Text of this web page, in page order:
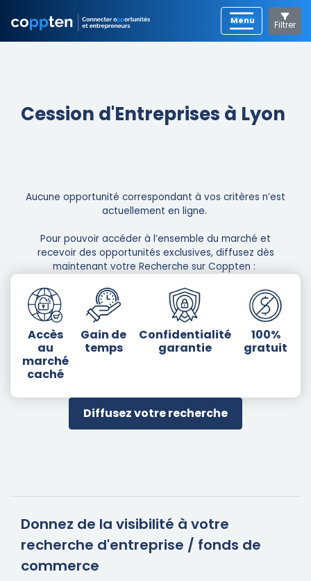
Filtrer
Cession d'Entreprises à Lyon
Aucune opportunité correspondant à vos critères n’est
actuellement en ligne. ​
Pour pouvoir accéder à l’ensemble du marché et
recevoir des opportunités exclusives, diffusez dès
maintenant votre Recherche sur Coppten : ​
Accès
au
marché
caché
Gain de
temps
Confidentialité
garantie
100%
gratuit
Diffusez votre recherche
Donnez de la visibilité à votre
recherche d'entreprise / fonds de
commerce